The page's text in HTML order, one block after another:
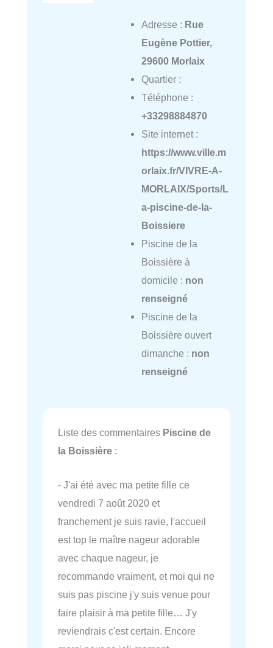
Adresse : Rue
Eugène Pottier,
29600 Morlaix
Quartier :
Téléphone :
+33298884870
Site internet :
https://www.ville.m
orlaix.fr/VIVRE-A-
MORLAIX/Sports/L
a-piscine-de-la-
Boissiere
Piscine de la
Boissière à
domicile : non
renseigné
Piscine de la
Boissière ouvert
dimanche : non
renseigné
Liste des commentaires Piscine de
la Boissière :
- J'ai été avec ma petite fille ce
vendredi 7 août 2020 et
franchement je suis ravie, l'accueil
est top le maître nageur adorable
avec chaque nageur, je
recommande vraiment, et moi qui ne
suis pas piscine j'y suis venue pour
faire plaisir à ma petite fille… J'y
reviendrais c'est certain. Encore